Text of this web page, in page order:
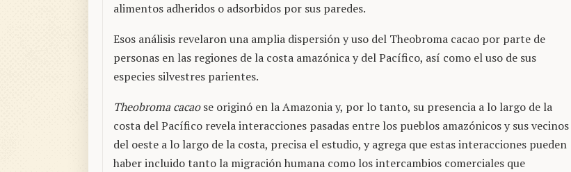
alimentos adheridos o adsorbidos por sus paredes.
Esos análisis revelaron una amplia dispersión y uso del Theobroma cacao por parte de
personas en las regiones de la costa amazónica y del Pacífico, así como el uso de sus
especies silvestres parientes.
Theobroma cacaose originó en la Amazonia y, por lo tanto, su presencia a lo largo de la
costa del Pacífico revela interacciones pasadas entre los pueblos amazónicos y sus vecinos
del oeste a lo largo de la costa, precisa el estudio, y agrega que estas interacciones pueden
haber incluido tanto la migración humana como los intercambios comerciales que